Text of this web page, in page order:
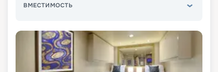
ВМЕСТИМОСТЬ